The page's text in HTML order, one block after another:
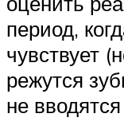
период,
чувствует
режутся
не